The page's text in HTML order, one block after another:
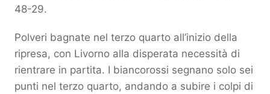
48-29.
Polveri bagnate nel terzo quarto all’inizio della
ripresa, con Livorno alla disperata necessità di
rientrare in partita. I biancorossi segnano solo sei
punti nel terzo quarto, andando a subire i colpi di